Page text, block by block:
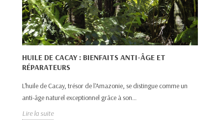
HUILE DE CACAY : BIENFAITS ANTI-ÂGE ET
RÉPARATEURS
L'huile de Cacay, trésor de l'Amazonie, se distingue comme un
anti-âge naturel exceptionnel grâce à son...
Lire la suite